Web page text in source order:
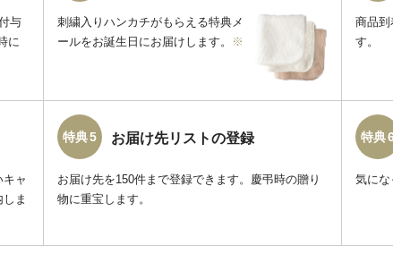
与
に
刺繍入りハンカチがもらえる特典メ
ールをお誕生日にお届けします。
※
商品到
す。
ャ
ま
特典 5 お届け先リストの登録
お届け先を150件まで登録できます。慶弔時の贈り
物に重宝します。
特典
気にな